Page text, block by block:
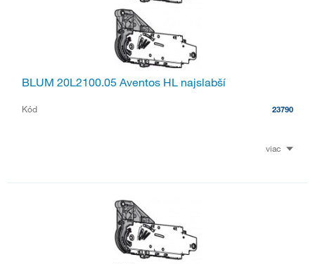
BLUM 20L2100.05 Aventos HL najslabší
Kód 23790
viac